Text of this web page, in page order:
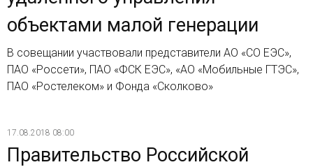
объектами малой генерации
В совещании участвовали представители АО «СО ЕЭС»,
ПАО «Россети», ПАО «ФСК ЕЭС», «АО «Мобильные ГТЭС»,
ПАО «Ростелеком» и Фонда «Сколково»
17.08.2018 08:00
Правительство Российской